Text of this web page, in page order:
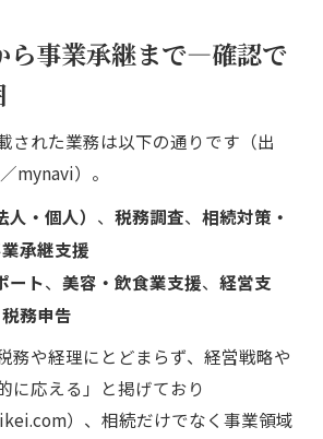
ら事業承継まで—確認で
された業務は以下の通りです（出
mynavi）。
・個人） 、 税務調査、 相続対策・
承継支援
ート、 美容・飲食業支援、 経営支
税務申告
務や経理にとどまらず、経営戦略や
に応える」と掲げており
）、相続だけでなく事業領域